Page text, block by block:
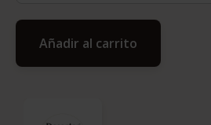
Añadir al carrito